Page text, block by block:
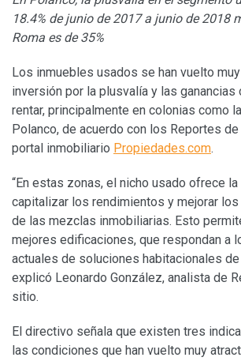
18.4% de junio de 2017 a junio de 2018
Roma es de 35%
Los inmuebles usados se han vuelto
inversión por la plusvalía y las ganancias
rentar, principalmente en colonias como
Polanco, de acuerdo con los Reportes de
portal inmobiliario Propiedades.com.
“En estas zonas, el nicho usado ofrece la
capitalizar los rendimientos y mejorar
de las mezclas inmobiliarias. Esto
mejores edificaciones, que respondan a
actuales de soluciones habitacionales
explicó Leonardo González, analista de
sitio.
El directivo señala que existen tres
las condiciones que han vuelto muy